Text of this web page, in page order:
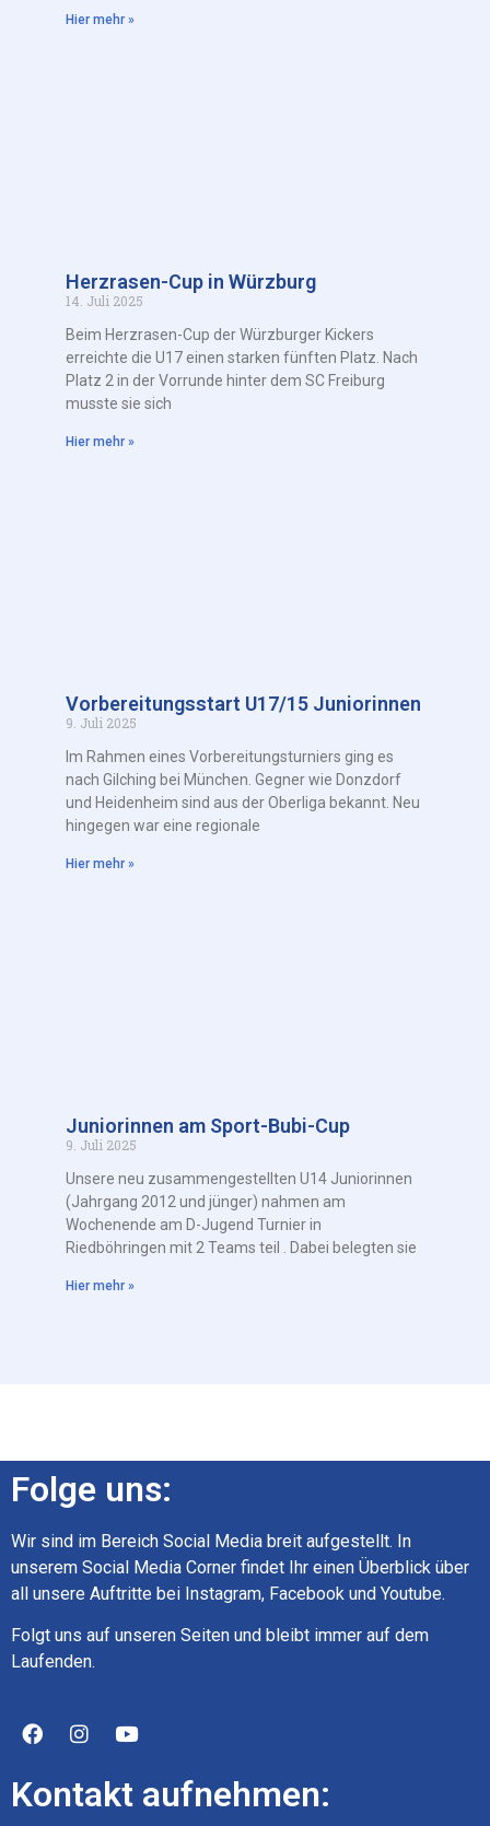
Hier mehr »
Herzrasen-Cup in Würzburg
14. Juli 2025
Beim Herzrasen-Cup der Würzburger Kickers
erreichte die U17 einen starken fünften Platz. Nach
Platz 2 in der Vorrunde hinter dem SC Freiburg
musste sie sich
Hier mehr »
Vorbereitungsstart U17/15 Juniorinnen
9. Juli 2025
Im Rahmen eines Vorbereitungsturniers ging es
nach Gilching bei München. Gegner wie Donzdorf
und Heidenheim sind aus der Oberliga bekannt. Neu
hingegen war eine regionale
Hier mehr »
Juniorinnen am Sport-Bubi-Cup
9. Juli 2025
Unsere neu zusammengestellten U14 Juniorinnen
(Jahrgang 2012 und jünger) nahmen am
Wochenende am D-Jugend Turnier in
Riedböhringen mit 2 Teams teil . Dabei belegten sie
Hier mehr »
Folge uns:
Wir sind im Bereich Social Media breit aufgestellt. In
unserem Social Media Corner findet Ihr einen Überblick über
all unsere Auftritte bei Instagram, Facebook und Youtube.
Folgt uns auf unseren Seiten und bleibt immer auf dem
Laufenden.
Kontakt aufnehmen: